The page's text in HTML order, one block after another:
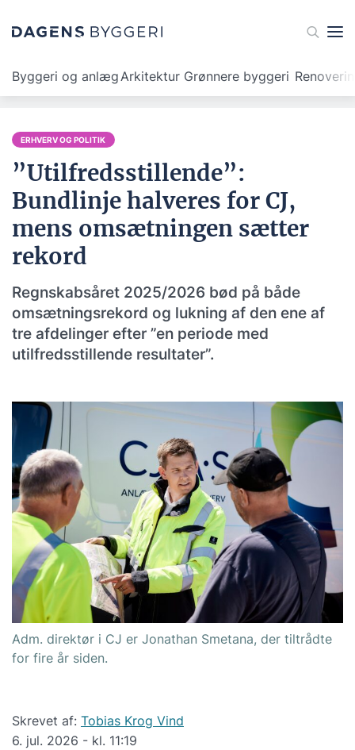
Byggeri og anlægArkitektur Grønnere byggeri
ERHVERV OG POLITIK
”Utilfredsstillende”:
Bundlinje halveres for CJ,
mens omsætningen sætter
rekord
Regnskabsåret 2025/2026 bød på både
omsætningsrekord og lukning af den ene af
tre afdelinger efter ”en periode med
utilfredsstillende resultater”.
Adm. direktør i CJ er Jonathan Smetana, der tiltrådte
for fire år siden.
Skrevet af: Tobias Krog Vind
6. jul. 2026 - kl. 11:19